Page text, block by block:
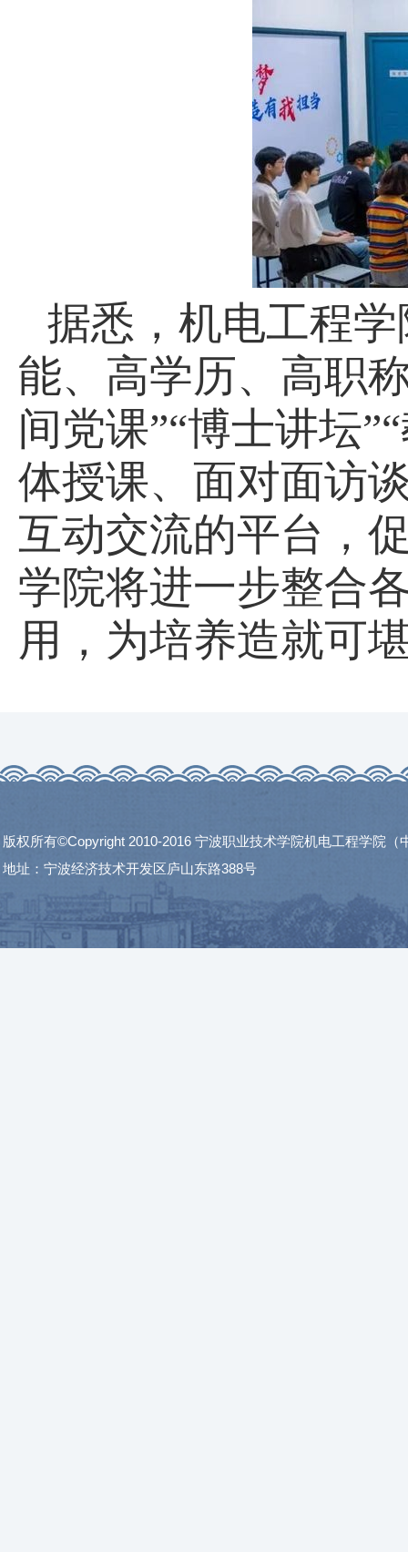
据悉，机电工程
能、高学历、高职
间党课”“博士讲坛
体授课、面对面访
互动交流的平台，
学院将进一步整合
用，为培养造就可
版权所有©Copyright 2010-2016 宁波职业技术学院机电工程学院（
地址：宁波经济技术开发区庐山东路388号